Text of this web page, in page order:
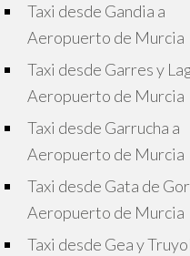
Taxi desde Gandia a
Aeropuerto de Murcia
Taxi desde Garres y
Aeropuerto de Murcia
Taxi desde Garrucha a
Aeropuerto de Murcia
Taxi desde Gata de
Aeropuerto de Murcia
Taxi desde Gea y